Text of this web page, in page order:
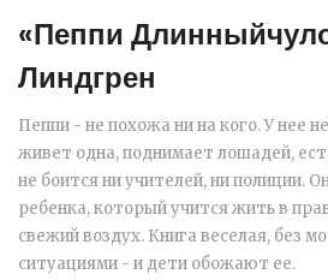
«Пеппи
Линдгрен
Пеппи - не похожа ни на кого. У нее
живет одна, поднимает лошадей, ест
не боится ни учителей, ни полиции.
ребенка, который учится жить в
свежий воздух. Книга веселая, без
ситуациями - и дети обожают ее.